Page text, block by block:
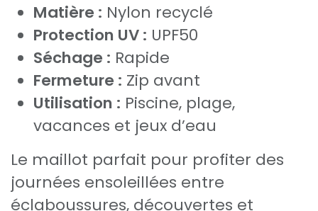
Matière : Nylon recyclé
Protection UV : UPF50
Séchage : Rapide
Fermeture : Zip avant
Utilisation : Piscine, plage,
vacances et jeux d’eau
Le maillot parfait pour profiter des
journées ensoleillées entre
éclaboussures, découvertes et